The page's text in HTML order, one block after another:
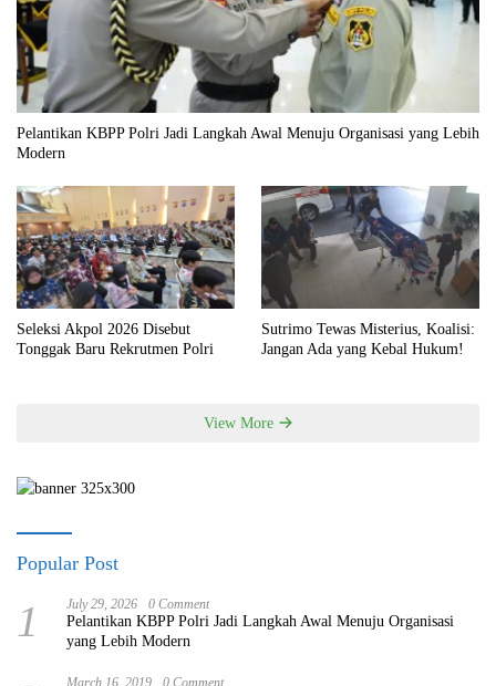
Pelantikan KBPP Polri Jadi Langkah Awal Menuju Organisasi yang Lebih
Modern
Seleksi Akpol 2026 Disebut
Tonggak Baru Rekrutmen Polri
Sutrimo Tewas Misterius, Koalisi:
Jangan Ada yang Kebal Hukum!
View More
Popular Post
1 July 29, 2026 0 Comment
Pelantikan KBPP Polri Jadi Langkah Awal Menuju Organisasi
yang Lebih Modern
March 16, 2019 0 Comment